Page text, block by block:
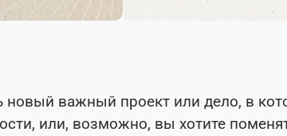
новый важный проект или дело, в
или, возможно, вы хотите